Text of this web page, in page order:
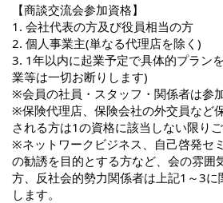
【商談交流会参加資格】
1. 会社代表の方及び役員相当の方
2. 個人事業主(単なる代理店を除く)
3. 1年以内に起業予定で具体的プラン
業等は一切お断りします)
※会員の社員・スタッフ・関係者は参
※保険代理店、保険会社の外交員など
される方は1の資格に該当しない限り
※ネットワークビジネス、自己啓発セ
の勧誘を目的とする方など、会の雰囲
方、反社会的勢力関係者は上記1～3に
します。